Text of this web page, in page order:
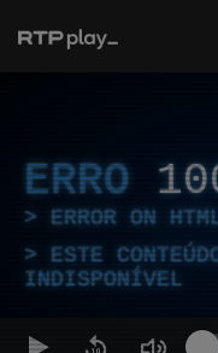
ERRO
ERROR ON
ESTE
INDISPONÍVEL